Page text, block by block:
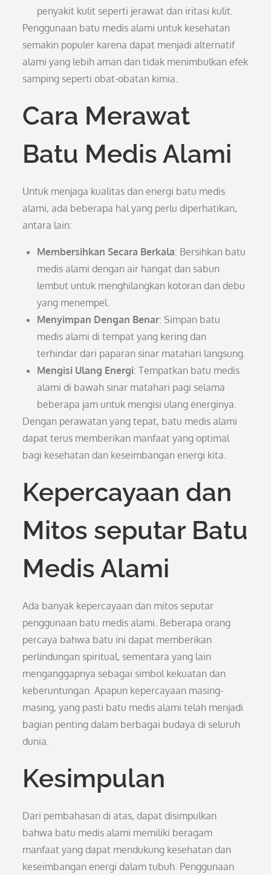
penyakit kulit seperti jerawat dan iritasi kulit.
Penggunaan batu medis alami untuk kesehatan
semakin populer karena dapat menjadi alternatif
alami yang lebih aman dan tidak menimbulkan efek
samping seperti obat-obatan kimia.
Cara Merawat
Batu Medis Alami
Untuk menjaga kualitas dan energi batu medis
alami, ada beberapa hal yang perlu diperhatikan,
antara lain:
Membersihkan Secara Berkala: Bersihkan batu
medis alami dengan air hangat dan sabun
lembut untuk menghilangkan kotoran dan debu
yang menempel.
Menyimpan Dengan Benar: Simpan batu
medis alami di tempat yang kering dan
terhindar dari paparan sinar matahari langsung.
Mengisi Ulang Energi: Tempatkan batu medis
alami di bawah sinar matahari pagi selama
beberapa jam untuk mengisi ulang energinya.
Dengan perawatan yang tepat, batu medis alami
dapat terus memberikan manfaat yang optimal
bagi kesehatan dan keseimbangan energi kita.
Kepercayaan dan
Mitos seputar Batu
Medis Alami
Ada banyak kepercayaan dan mitos seputar
penggunaan batu medis alami. Beberapa orang
percaya bahwa batu ini dapat memberikan
perlindungan spiritual, sementara yang lain
menganggapnya sebagai simbol kekuatan dan
keberuntungan. Apapun kepercayaan masing-
masing, yang pasti batu medis alami telah menjadi
bagian penting dalam berbagai budaya di seluruh
dunia.
Kesimpulan
Dari pembahasan di atas, dapat disimpulkan
bahwa batu medis alami memiliki beragam
manfaat yang dapat mendukung kesehatan dan
keseimbangan energi dalam tubuh. Penggunaan